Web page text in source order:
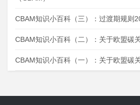
CBAM知识小百科（三）：过渡期规则
CBAM知识小百科（二）：关于欧盟碳
CBAM知识小百科（一）：关于欧盟碳